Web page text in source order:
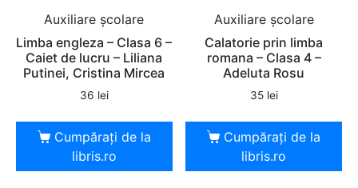
Auxiliare şcolare
Limba engleza – Clasa 6 –
Caiet de lucru – Liliana
Putinei, Cristina Mircea
36 lei
Cumpărați de la
libris.ro
Auxiliare şcolare
Calatorie prin limba
romana – Clasa 4 –
Adeluta Rosu
35 lei
Cumpărați de la
libris.ro